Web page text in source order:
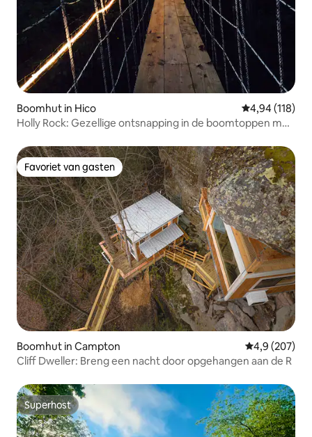
Boomhut in Hico Gemiddelde
4,94 (118)
Holly Rock: Gezellige ontsnapping in de boomtoppen met
Favoriet van gasten
Favoriet van gasten
Boomhut in Campton Gemiddelde
4,9 (207)
Cliff Dweller: Breng een nacht door opgehangen aan de R
Superhost
Superhost